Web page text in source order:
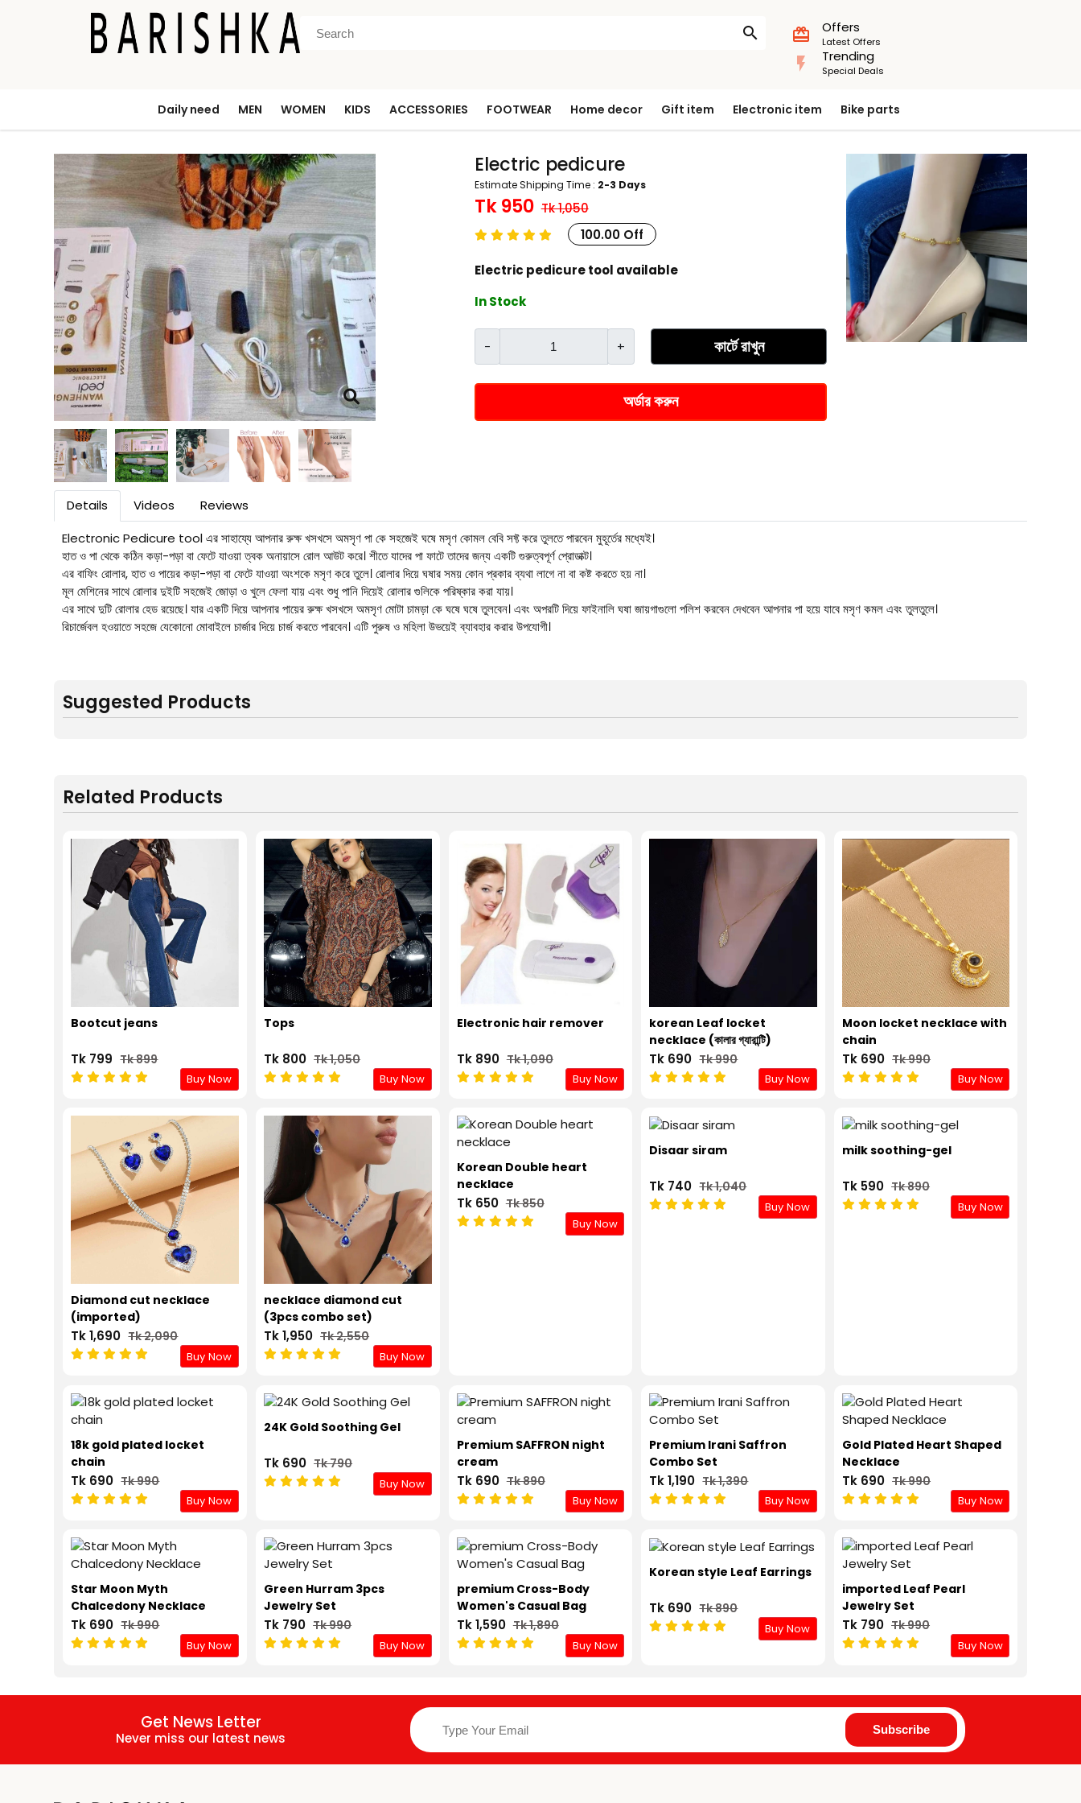
search card_giftcard Offers
Latest Offers
flash_on Trending
Special Deals
Daily need MEN WOMEN KIDS ACCESSORIES FOOTWEAR Home decor Gift item Electronic item Bike parts
Electric pedicure
Estimate Shipping Time : 2-3 Days
Tk 950 Tk 1,050
100.00 Off
Electric pedicure tool available
In Stock
- + কার্টে রাখুন
অর্ডার করুন
Details Videos
Reviews
Electronic Pedicure tool এর সাহায্যে আপনার রুক্ষ খসখসে অমসৃণ পা কে সহজেই ঘষে মসৃণ কোমল বেবি সফ্ট করে তুলতে পারবেন মুহূর্তের মধ্যেই।
হাত ও পা থেকে কঠিন কড়া-পড়া বা ফেটে যাওয়া ত্বক অনায়াসে রোল আউট করে। শীতে যাদের পা ফাটে তাদের জন্য একটি গুরুত্বপূর্ণ প্রোডাক্ট।
এর বাফিং রোলার, হাত ও পায়ের কড়া-পড়া বা ফেটে যাওয়া অংশকে মসৃণ করে তুলে। রোলার দিয়ে ঘষার সময় কোন প্রকার ব্যথা লাগে না বা কষ্ট করতে হয় না।
মূল মেশিনের সাথে রোলার দুইটি সহজেই জোড়া ও খুলে ফেলা যায় এবং শুধু পানি দিয়েই রোলার গুলিকে পরিষ্কার করা যায়।
এর সাথে দুটি রোলার হেড রয়েছে। যার একটি দিয়ে আপনার পায়ের রুক্ষ খসখসে অমসৃণ মোটা চামড়া কে ঘষে ঘষে তুলবেন। এবং অপরটি দিয়ে ফাইনালি ঘষা জায়গাগুলো পলিশ করবেন দেখবেন আপনার পা হয়ে যাবে মসৃণ কমল এবং তুলতুলে।
রিচার্জেবল হওয়াতে সহজে যেকোনো মোবাইলে চার্জার দিয়ে চার্জ করতে পারবেন। এটি পুরুষ ও মহিলা উভয়েই ব্যাবহার করার উপযোগী।
Suggested Products
Related Products
Bootcut jeans
Tk 799 Tk 899
Buy Now
Tops
Tk 800 Tk 1,050
Buy Now
Electronic hair remover
Tk 890 Tk 1,090
Buy Now
korean Leaf locket
necklace (কালার গ্যারান্টি)
Tk 690 Tk 990
Buy Now
Moon locket necklace with
chain
Tk 690 Tk 990
Buy Now
Diamond cut necklace
(imported)
Tk 1,690 Tk 2,090
Buy Now
necklace diamond cut
(3pcs combo set)
Tk 1,950 Tk 2,550
Buy Now
Korean Double heart
necklace
Tk 650 Tk 850
Buy Now
Disaar siram
Tk 740 Tk 1,040
Buy Now
milk soothing-gel
Tk 590 Tk 890
Buy Now
18k gold plated locket
chain
Tk 690 Tk 990
Buy Now
24K Gold Soothing Gel
Tk 690 Tk 790
Buy Now
Premium SAFFRON night
cream
Tk 690 Tk 890
Buy Now
Premium Irani Saffron
Combo Set
Tk 1,190 Tk 1,390
Buy Now
Gold Plated Heart Shaped
Necklace
Tk 690 Tk 990
Buy Now
Star Moon Myth
Chalcedony Necklace
Tk 690 Tk 990
Buy Now
Green Hurram 3pcs
Jewelry Set
Tk 790 Tk 990
Buy Now
premium Cross-Body
Women's Casual Bag
Tk 1,590 Tk 1,890
Buy Now
Korean style Leaf Earrings
Tk 690 Tk 890
Buy Now
imported Leaf Pearl
Jewelry Set
Tk 790 Tk 990
Buy Now
Get News Letter
Never miss our latest news